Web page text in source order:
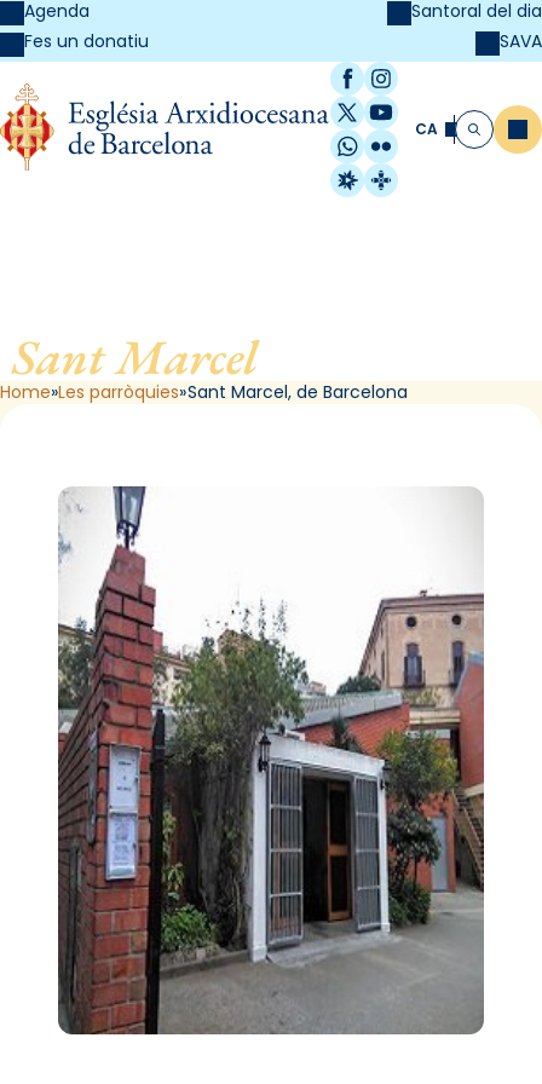
Agenda
Fes un donatiu
Santoral del dia
SAVA
Facebook
Instagram
X / Twitter
YouTube
WhatsApp
Flickr
Radio Estel
Catalunya
CA Cerca
Sant Marcel, de Barcelona
Home Les parròquies Sant Marcel, de Barcelona